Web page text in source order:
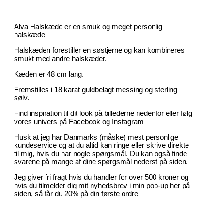
Alva Halskæde er en smuk og meget personlig
halskæde.
Halskæden forestiller en søstjerne og kan kombineres
smukt med andre halskæder.
Kæden er 48 cm lang.
Fremstilles i 18 karat guldbelagt messing og sterling
sølv.
Find inspiration til dit look på billederne nedenfor eller følg
vores univers på Facebook og Instagram
Husk at jeg har Danmarks (måske) mest personlige
kundeservice og at du altid kan ringe eller skrive direkte
til mig, hvis du har nogle spørgsmål. Du kan også finde
svarene på mange af dine spørgsmål nederst på siden.
Jeg giver fri fragt hvis du handler for over 500 kroner og
hvis du tilmelder dig mit nyhedsbrev i min pop-up her på
siden, så får du 20% på din første ordre.